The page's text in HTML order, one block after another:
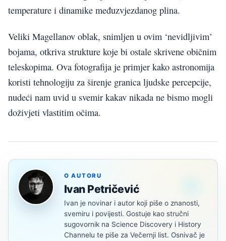
temperature i dinamike međuzvjezdanog plina.
Veliki Magellanov oblak, snimljen u ovim ‘nevidljivim’
bojama, otkriva strukture koje bi ostale skrivene običnim
teleskopima. Ova fotografija je primjer kako astronomija
koristi tehnologiju za širenje granica ljudske percepcije,
nudeći nam uvid u svemir kakav nikada ne bismo mogli
doživjeti vlastitim očima.
O AUTORU
Ivan Petričević
Ivan je novinar i autor koji piše o znanosti,
svemiru i povijesti. Gostuje kao stručni
sugovornik na Science Discovery i History
Channelu te piše za Večernji list. Osnivač je